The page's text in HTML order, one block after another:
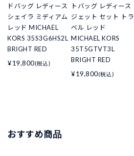
ドバッグ レディース
シェイラ ミディアム
レッド MICHAEL
KORS 35S3G6HS2L
BRIGHT RED
¥19,800(税込)
トバッグ レディース
ジェット セット トラ
ベル レッド
MICHAEL KORS
35T5GTVT3L
BRIGHT RED
¥19,800(税込)
おすすめ商品